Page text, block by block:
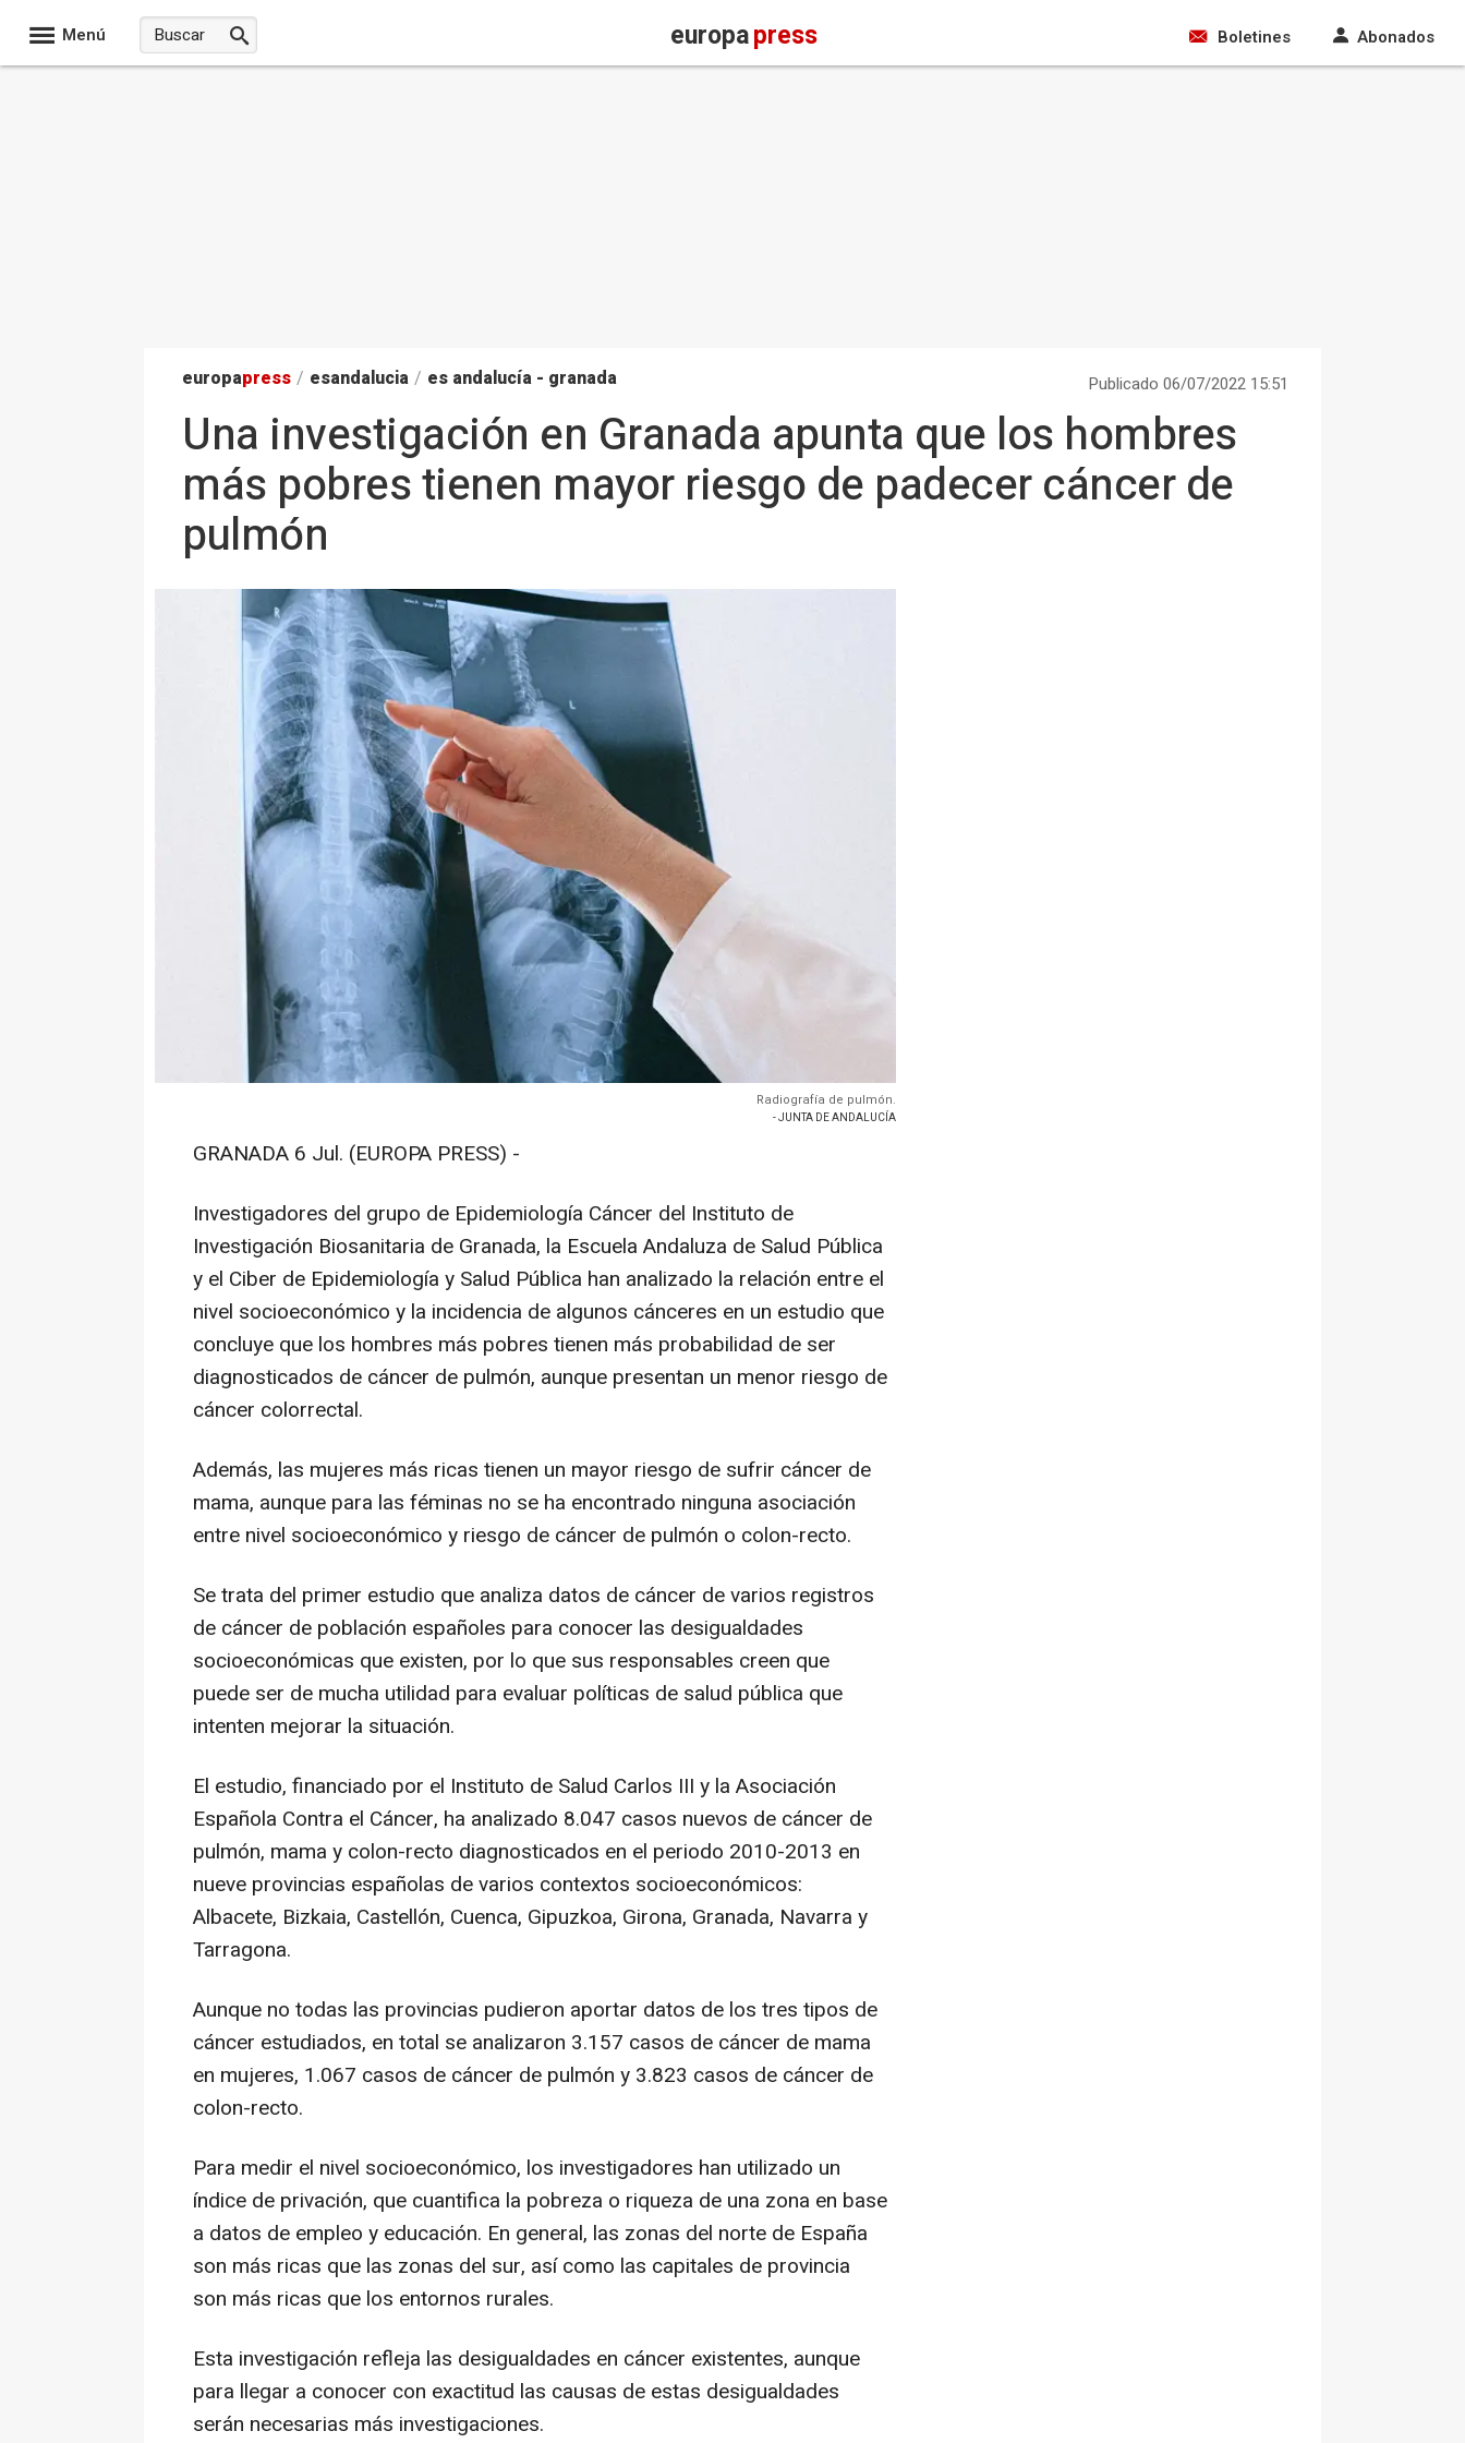
Menú europapress Boletines Abonados
europapress / esandalucia / es andalucía - granada Publicado 06/07/2022 15:51
Una investigación en Granada apunta que los hombres
más pobres tienen mayor riesgo de padecer cáncer de
pulmón
Radiografía de pulmón.
- JUNTA DE ANDALUCÍA
GRANADA 6 Jul. (EUROPA PRESS) -
Investigadores del grupo de Epidemiología Cáncer del Instituto de
Investigación Biosanitaria de Granada, la Escuela Andaluza de Salud Pública
y el Ciber de Epidemiología y Salud Pública han analizado la relación entre el
nivel socioeconómico y la incidencia de algunos cánceres en un estudio que
concluye que los hombres más pobres tienen más probabilidad de ser
diagnosticados de cáncer de pulmón, aunque presentan un menor riesgo de
cáncer colorrectal.
Además, las mujeres más ricas tienen un mayor riesgo de sufrir cáncer de
mama, aunque para las féminas no se ha encontrado ninguna asociación
entre nivel socioeconómico y riesgo de cáncer de pulmón o colon-recto.
Se trata del primer estudio que analiza datos de cáncer de varios registros
de cáncer de población españoles para conocer las desigualdades
socioeconómicas que existen, por lo que sus responsables creen que
puede ser de mucha utilidad para evaluar políticas de salud pública que
intenten mejorar la situación.
El estudio, financiado por el Instituto de Salud Carlos III y la Asociación
Española Contra el Cáncer, ha analizado 8.047 casos nuevos de cáncer de
pulmón, mama y colon-recto diagnosticados en el periodo 2010-2013 en
nueve provincias españolas de varios contextos socioeconómicos:
Albacete, Bizkaia, Castellón, Cuenca, Gipuzkoa, Girona, Granada, Navarra y
Tarragona.
Aunque no todas las provincias pudieron aportar datos de los tres tipos de
cáncer estudiados, en total se analizaron 3.157 casos de cáncer de mama
en mujeres, 1.067 casos de cáncer de pulmón y 3.823 casos de cáncer de
colon-recto.
Para medir el nivel socioeconómico, los investigadores han utilizado un
índice de privación, que cuantifica la pobreza o riqueza de una zona en base
a datos de empleo y educación. En general, las zonas del norte de España
son más ricas que las zonas del sur, así como las capitales de provincia
son más ricas que los entornos rurales.
Esta investigación refleja las desigualdades en cáncer existentes, aunque
para llegar a conocer con exactitud las causas de estas desigualdades
serán necesarias más investigaciones.